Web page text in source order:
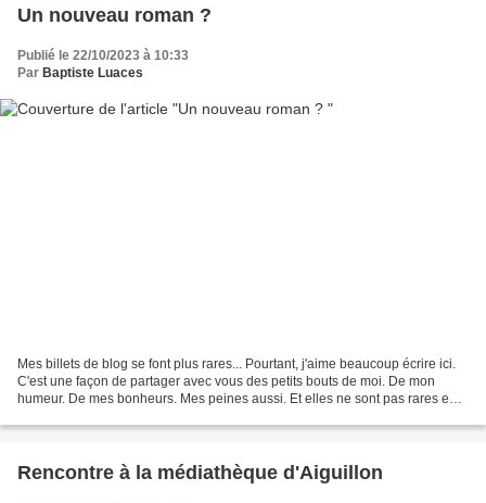
Un nouveau roman ?
Publié le 22/10/2023 à 10:33
Par Baptiste Luaces
Mes billets de blog se font plus rares... Pourtant, j'aime beaucoup écrire ici.
C'est une façon de partager avec vous des petits bouts de moi. De mon
humeur. De mes bonheurs. Mes peines aussi. Et elles ne sont pas rares en
Rencontre à la médiathèque d'Aiguillon